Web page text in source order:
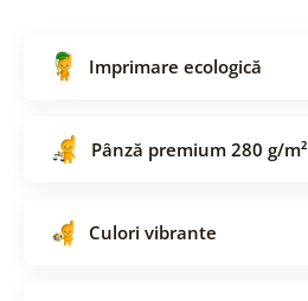
Imprimare ecologică
Pânză premium 280 g/m²
Culori vibrante